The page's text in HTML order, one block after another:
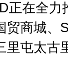
正在全力
贸商城、
里屯太古